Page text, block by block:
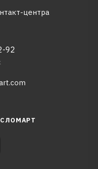
центра
92